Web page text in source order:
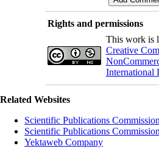
Rights and permissions
This work is
Creative
International
Related Websites
Scientific Publications
Scientific Publications
Yektaweb Company